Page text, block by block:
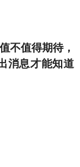
不值得期待，
消息才能知道